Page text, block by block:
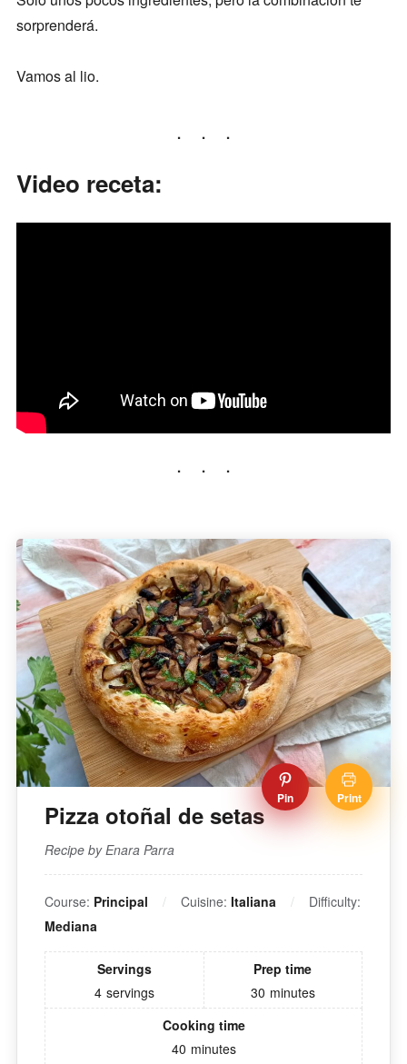
sorprenderá.
Vamos al lio.
Video receta:
Pin Print
Pizza otoñal de setas
Recipe by Enara Parra
Course: Principal Cuisine: Italiana
Difficulty:
Mediana
Servings
4 servings
Prep time
30 minutes
Cooking time
40 minutes